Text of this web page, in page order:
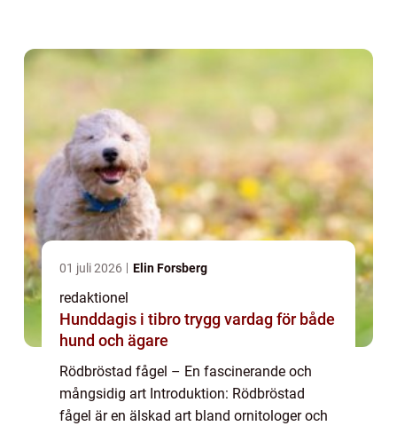
01 juli 2026 Elin Forsberg
redaktionel
Hunddagis i tibro trygg vardag för både
hund och ägare
Rödbröstad fågel – En fascinerande och
mångsidig art Introduktion: Rödbröstad
fågel är en älskad art bland ornitologer och